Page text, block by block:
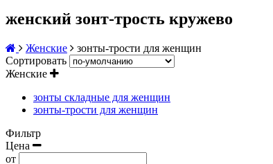
женский зонт-трость кружево
Женские
зонты-трости для женщин
Сортировать
Женские
зонты складные для женщин
зонты-трости для женщин
Фильтр
Цена
от